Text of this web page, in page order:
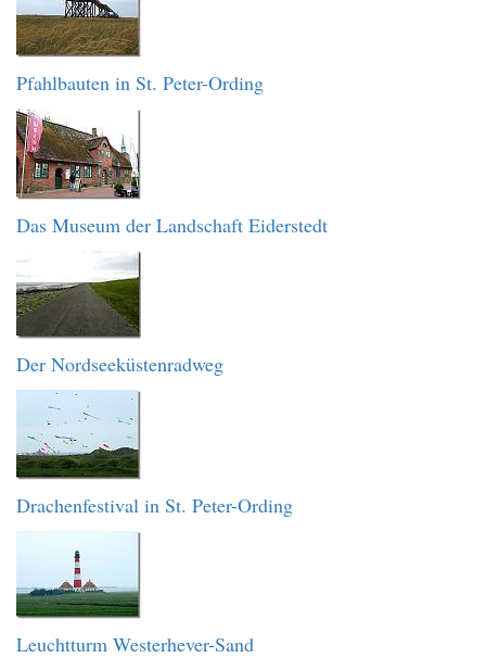
Pfahlbauten in St. Peter-Ording
Das Museum der Landschaft Eiderstedt
Der Nordseeküstenradweg
Drachenfestival in St. Peter-Ording
Leuchtturm Westerhever-Sand